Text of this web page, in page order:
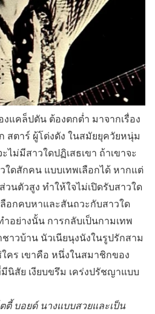
แคล็ปตัน ต้องตกต่ำ มาจากเรื่อง
สตาร์ ผู้โด่งดัง ในสมัยยุควัยหนุ่ม
ไม่มีสาวใดปฏิเสธเขา ถ้าเขาจะ
ดสักคน แบบเทพเลือกได้ หากแต่
นตัวสูง ทำให้ใจไม่เปิดรับสาวใด
ลือกคบหาและสันถวะกับสาวใด
อย่างนั้น การกลับเป็นกามเทพ
าวบ้าน นัวเนียนุงนังในรูปรักสาม
คร เขาคือ หนึ่งในสมาชิกของ
นิสัย เงียบขรึม เคร่งปรัชญาแบบ
บอยด์ นางแบบสวยและเป็น